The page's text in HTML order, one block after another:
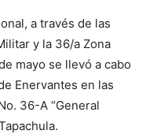
a través de las
y la 36/a Zona
mayo se llevó a cabo
Enervantes en las
36-A “General